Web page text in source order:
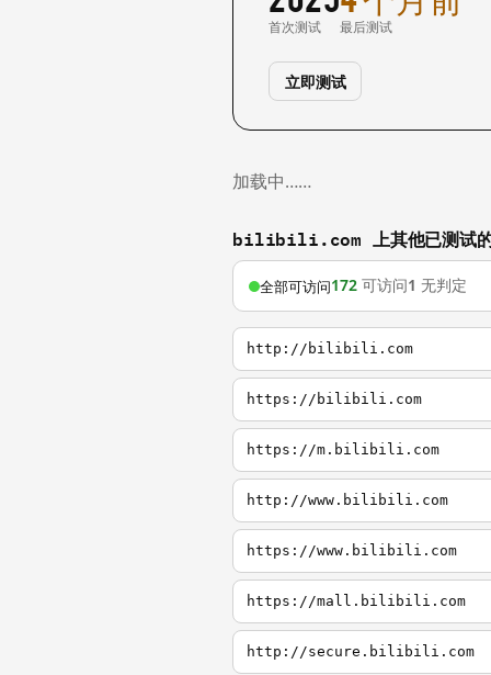
首次测试 最后测试
立即测试
加载中……
bilibili.com 上其他已测试
全部可访问172 可访问1 无判定
http://bilibili.com
https://bilibili.com
https://m.bilibili.com
http://www.bilibili.com
https://www.bilibili.com
https://mall.bilibili.com
http://secure.bilibili.com